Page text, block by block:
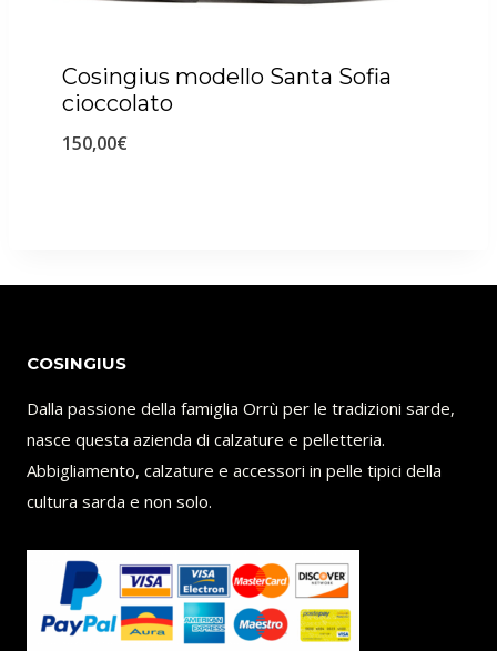
Cosingius modello Santa Sofia
cioccolato
150,00€
COSINGIUS
Dalla passione della famiglia Orrù per le tradizioni sarde,
nasce questa azienda di calzature e pelletteria.
Abbigliamento, calzature e accessori in pelle tipici della
cultura sarda e non solo.